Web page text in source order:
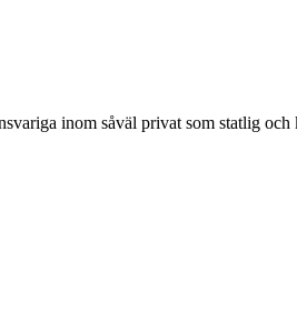
inom såväl privat som statlig och